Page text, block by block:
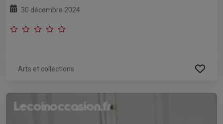
30 décembre 2024
Arts et collections